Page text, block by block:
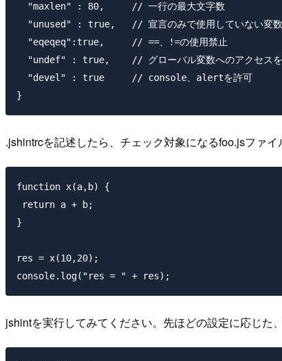
  "maxlen" : 80,     // 一行の最大文字数
"unused" : true,   // 宣言のみで使用していない変
  "eqeqeq":true,     // ==、!=の使用禁止
"undef" : true,    // グローバル変数へのアクセス
  "devel" : true     // console、alertを許可
.jshintrcを記述したら、チェック対象になるfoo.jsファイ
function x(a,b) {
return a + b;
}
res = x(10,20);
jshintを実行してみてください。先ほどの設定に応じた